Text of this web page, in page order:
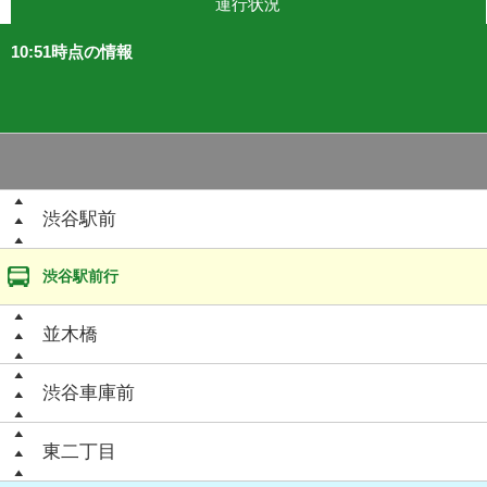
運行状況
10:51時点の情報
渋谷駅前
渋谷駅前行
並木橋
渋谷車庫前
東二丁目